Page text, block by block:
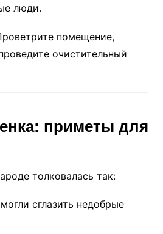
люди.
помещение,
очистительный
приметы для
толковалась так:
сглазить недобрые